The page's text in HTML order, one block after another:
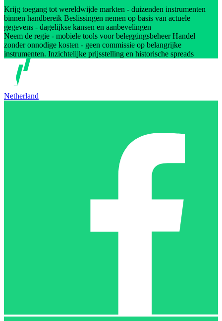
Krijg toegang tot wereldwijde markten - duizenden instrumenten
binnen handbereik Beslissingen nemen op basis van actuele
gegevens - dagelijkse kansen en aanbevelingen
Neem de regie - mobiele tools voor beleggingsbeheer Handel
zonder onnodige kosten - geen commissie op belangrijke
instrumenten. Inzichtelijke prijsstelling en historische spreads
Netherland